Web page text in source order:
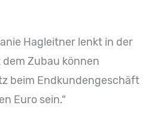
Hagleitner lenkt in der
Zubau können
beim Endkundengeschäft
Euro sein.“